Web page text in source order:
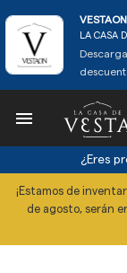
LA CASA

¿Eres
¡Estamos de
de agosto, serán